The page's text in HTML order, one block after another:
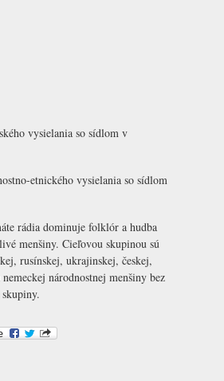
vysielania so sídlom v
etnického vysielania so sídlom
rádia dominuje folklór a hudba
menšiny. Cieľovou skupinou sú
rusínskej, ukrajinskej, českej,
národnostnej menšiny bez